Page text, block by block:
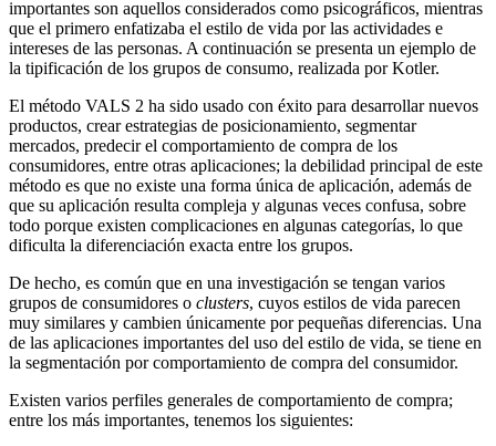
importantes son aquellos considerados como psicográficos, mientras
que el primero enfatizaba el estilo de vida por las actividades e
intereses de las personas. A continuación se presenta un ejemplo de
la tipificación de los grupos de consumo, realizada por Kotler.
El método VALS 2 ha sido usado con éxito para desarrollar nuevos
productos, crear estrategias de posicionamiento, segmentar
mercados, predecir el comportamiento de compra de los
consumidores, entre otras aplicaciones; la debilidad principal de este
método es que no existe una forma única de aplicación, además de
que su aplicación resulta compleja y algunas veces confusa, sobre
todo porque existen complicaciones en algunas categorías, lo que
dificulta la diferenciación exacta entre los grupos.
De hecho, es común que en una investigación se tengan varios
grupos de consumidores o clusters, cuyos estilos de vida parecen
muy similares y cambien únicamente por pequeñas diferencias. Una
de las aplicaciones importantes del uso del estilo de vida, se tiene en
la segmentación por comportamiento de compra del consumidor.
Existen varios perfiles generales de comportamiento de compra;
entre los más importantes, tenemos los siguientes: